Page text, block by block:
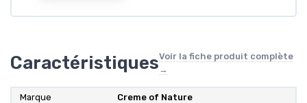
CaractéristiquesVoir la fiche produit complète
→
Marque Creme of Nature